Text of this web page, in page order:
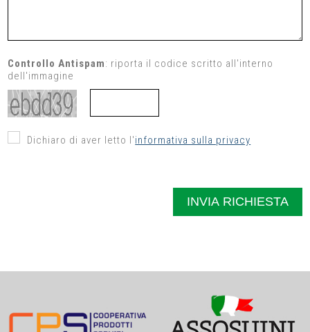
Controllo Antispam: riporta il codice scritto all'interno
dell'immagine
Dichiaro di aver letto l'informativa sulla privacy